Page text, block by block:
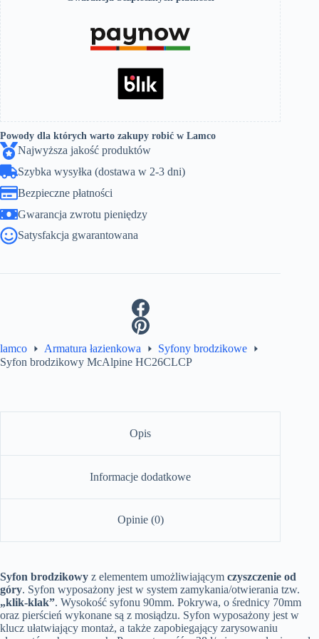
Powody dla których warto zakupy robić w Lamco
Najwyższa jakość produktów
Szybka wysyłka (dostawa w 2-3 dni)
Bezpieczne płatności
Gwarancja zwrotu pieniędzy
Satysfakcja gwarantowana
lamco Armatura łazienkowa
Syfony brodzikowe
Syfon brodzikowy McAlpine HC26CLCP
Opis
Informacje dodatkowe
Opinie (0)
Syfon brodzikowy z elementem umożliwiającym czyszczenie od
góry. Syfon wyposażony jest w system zamykania/otwierania tzw.
„klik-klak”. Wysokość syfonu 90mm. Pokrywa, o średnicy 70mm
oraz pierścień wykonane są z mosiądzu. Syfon wyposażony jest w
klucz ułatwiający montaż, a także zapobiegający zarysowaniu